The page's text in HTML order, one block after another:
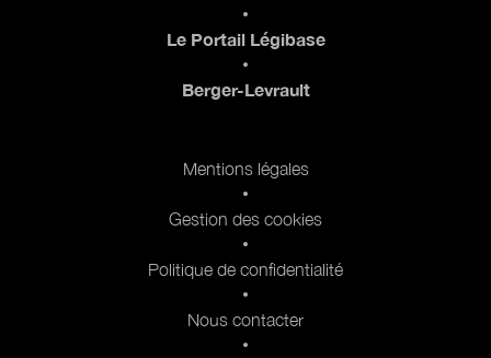
Le Portail Légibase
Berger-Levrault
Mentions légales
Gestion des cookies
Politique de confidentialité
Nous contacter